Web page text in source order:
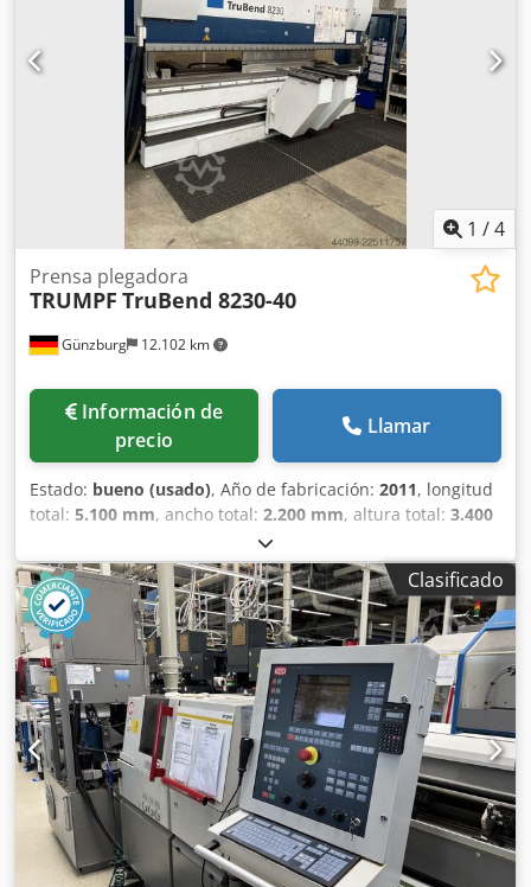
DELEM DA 60 touch - Pedal
1 /4
Günzburg 12.102 km
Prensa plegadora
TRUMPF TruBend 8230-40
Información de
precio
Llamar
Estado: bueno (usado), Año de fabricación: 2011, longitud
total: 5.100 mm, ancho total: 2.200 mm, altura total: 3.400
, Fuerza de prensado: 230 t
Longitud de plegado: 4050 mm Distancia entre los
soportes: 3550 mm Salida del soporte: 420 mm Capacidad
de aceite: 400 l Control: ModEva 10S Peso de la máquina,
aprox.: 19700 kg Dimensiones: 5100 x 2160 x 3420 mm
Equipamiento/Accesorios: Dcodpfeztafqsx Angok - Sujeción
automática de herramientas, neumática - Compensación
motorizada - Láser de seguridad Akas-Fiessler - Ayuda
para el plegado 1 y 2 (derecha e izquierda) -
Desplazamiento de las matrices m1 y m2 - Controlado por
ejes: Y1, Y2, Xs, Xm, X delta, R, Z1, Z2
Clasificado